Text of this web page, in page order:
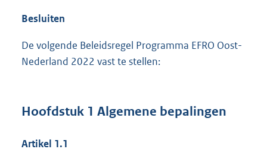
Besluiten
De volgende Beleidsregel Programma EFRO Oost-
Nederland 2022 vast te stellen:
Hoofdstuk 1 Algemene bepalingen
Artikel 1.1